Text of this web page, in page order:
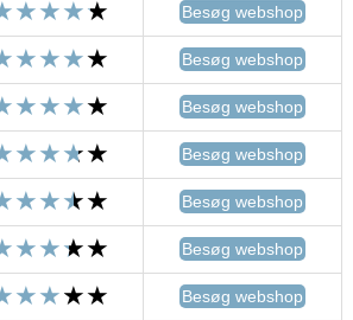
Besøg webshop
Besøg webshop
Besøg webshop
Besøg webshop
Besøg webshop
Besøg webshop
Besøg webshop